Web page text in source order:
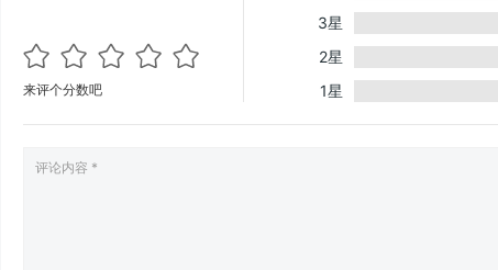
来评个分数吧
3星
2星
1星